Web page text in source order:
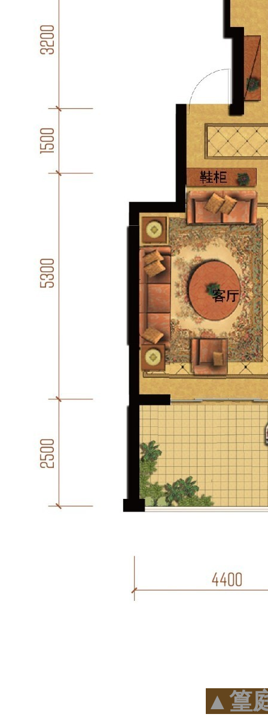
▲ 篁